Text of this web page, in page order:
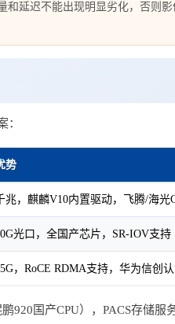
延迟不能出现明显劣化，否则
：
势
兆，麒麟V10内置驱动，飞腾/海光
光口，全国产芯片，SR-IOV支持
，RoCE RDMA支持，华为信创
920国产CPU），PACS存储服